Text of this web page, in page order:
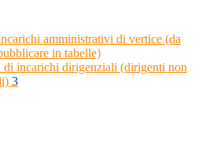
amministrativi di vertice (da
in tabelle)
di incarichi dirigenziali (dirigenti non
3